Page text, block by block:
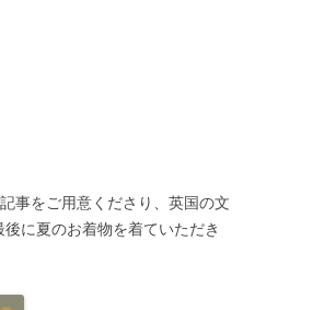
事をご用意くださり、英国の文
に夏のお着物を着ていただき